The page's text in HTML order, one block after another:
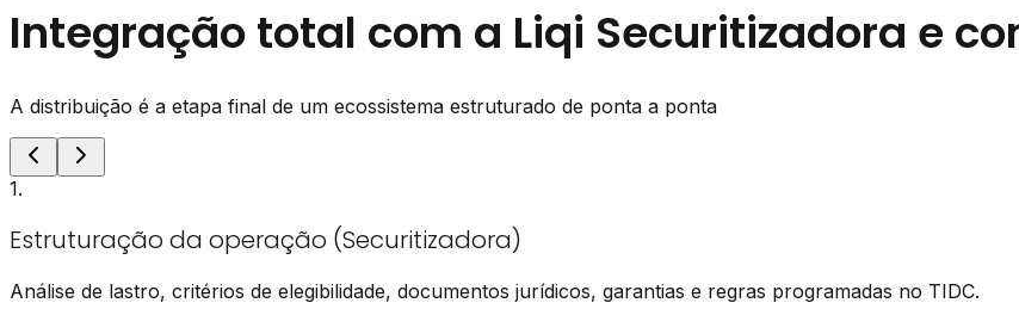
Integração total com a Liqi Securitizadora e
A distribuição é a etapa final de um ecossistema estruturado de ponta a ponta
1.
Estruturação da operação (Securitizadora)
Análise de lastro, critérios de elegibilidade, documentos jurídicos, garantias e regras programadas no TIDC.